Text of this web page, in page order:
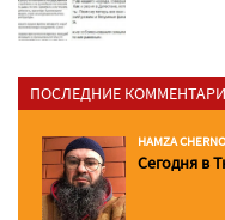
ПОСЛЕДНИЕ
HAMZA
Сегодня в